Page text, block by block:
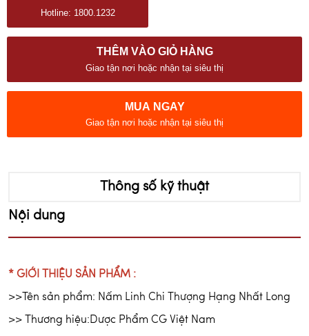
Hotline: 1800.1232
THÊM VÀO GIỎ HÀNG
Giao tận nơi hoặc nhận tại siêu thị
MUA NGAY
Giao tận nơi hoặc nhận tại siêu thị
Nội dung
* GIỚI THIỆU SẢN PHẨM :
>>Tên sản phẩm: Nấm Linh Chi Thượng Hạng Nhất Long
>> Thương hiệu:Dược Phẩm CG Việt Nam
Thông số kỹ thuật